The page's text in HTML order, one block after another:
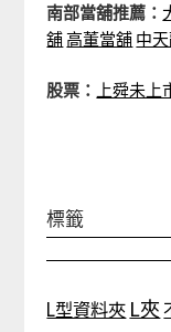
南部當舖推薦：
舖高董當舖 中
股票： 上舜未上
標籤
L型資料夾 L夾